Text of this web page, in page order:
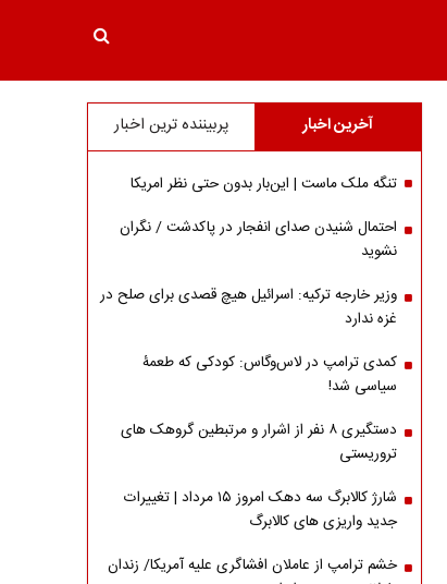
آخرین اخبار پربیننده ترین اخبار
تنگه ملک ماست | این‌بار بدون حتی نظر امریکا
احتمال شنیدن صدای انفجار در پاکدشت / نگران
نشوید
وزیر خارجه ترکیه: اسرائیل هیچ قصدی برای صلح در
غزه ندارد
کمدی ترامپ در لاس‌وگاس: کودکی که طعمۀ
سیاسی شد!
دستگیری ۸ نفر از اشرار و مرتبطین گروهک های
تروریستی
شارژ کالابرگ سه دهک امروز ۱۵ مرداد | تغییرات
جدید واریزی های کالابرگ
خشم ترامپ از عاملان افشاگری‌ علیه آمریکا/ زندان